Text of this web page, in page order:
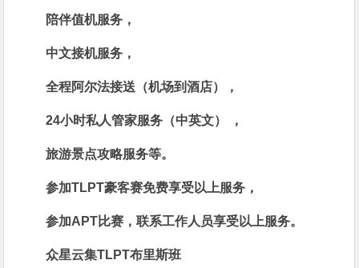
陪伴值机服务，
中文接机服务，
全程阿尔法接送（机场到酒店），
24小时私人管家服务（中英文） ，
旅游景点攻略服务等。
参加TLPT豪客赛免费享受以上服务，
参加APT比赛，联系工作人员享受以上服务。
众星云集TLPT布里斯班